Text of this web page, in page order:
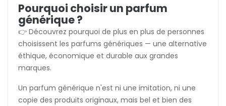
Pourquoi choisir un parfum
générique ?
👉 Découvrez pourquoi de plus en plus de personnes
choisissent les parfums génériques — une alternative
éthique, économique et durable aux grandes
marques.
Un parfum générique n'est ni une imitation, ni une
copie des produits originaux, mais bel et bien des